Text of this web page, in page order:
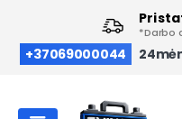
+37069000044
*Darbo